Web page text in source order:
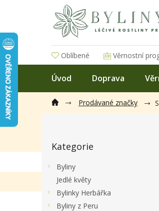
Oblíbené Věrnostní
Úvod Doprava
Prodávané značky
t
a
n
kategorie
Kategorie
Byliny
Jedlé květy
Bylinky Herbářka
Byliny z Peru